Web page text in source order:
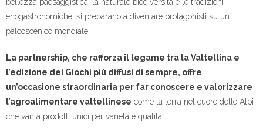
enogastronomiche, si preparano a diventare protagonisti su un
palcoscenico mondiale.
La partnership, che rafforza il legame tra la Valtellina e
l’edizione dei Giochi più diffusi di sempre, offre
un’occasione straordinaria per far conoscere e valorizzare
l’agroalimentare valtellinese come la terra nel cuore delle Alpi
che vanta prodotti unici per varietà e qualità.